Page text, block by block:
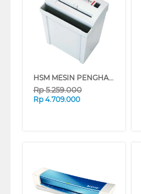
HSM MESIN PENGHANCUR KERTAS PAPER SHREDDER HSM-902CC
Rp5.259.000
Rp 4.709.000